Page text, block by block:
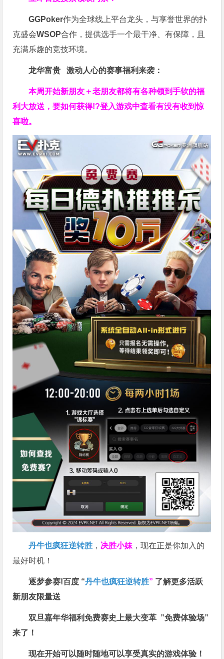
GGPoker作为全球线上平台龙头，与享誉世界的扑
克盛会WSOP合作，提供选手一个最干净、有保障，且
充满乐趣的竞技环境。
龙华富贵 激动人心的赛事福利来袭：
本周开始新朋友＋老朋友都将有各种领到手软的福
利大放送，要如何获得!?登入游戏中查看有没有收到惊
喜啦。
丹牛也疯狂逆转胜 ， 决胜小妹 ，现在正是你加入的
最好时机！
逐梦参赛!百度 “丹牛也疯狂逆转胜” 了解更多活跃
新朋友限量送
双旦嘉年华福利免费赛史上最大变革 ”免费体验场”
来了！
现在开始可以随时随地可以享受真实的游戏体验！